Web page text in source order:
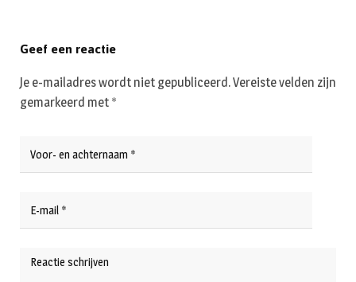
Geef een reactie
Je e-mailadres wordt niet gepubliceerd.Vereiste velden zijn
gemarkeerd met *